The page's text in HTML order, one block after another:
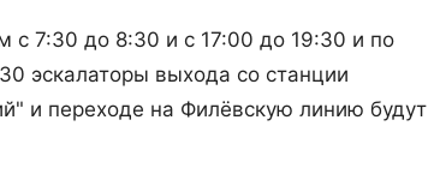
с 7:30 до 8:30 и с 17:00 до 19:30 и по
эскалаторы выхода со станции
и переходе на Филёвскую линию будут